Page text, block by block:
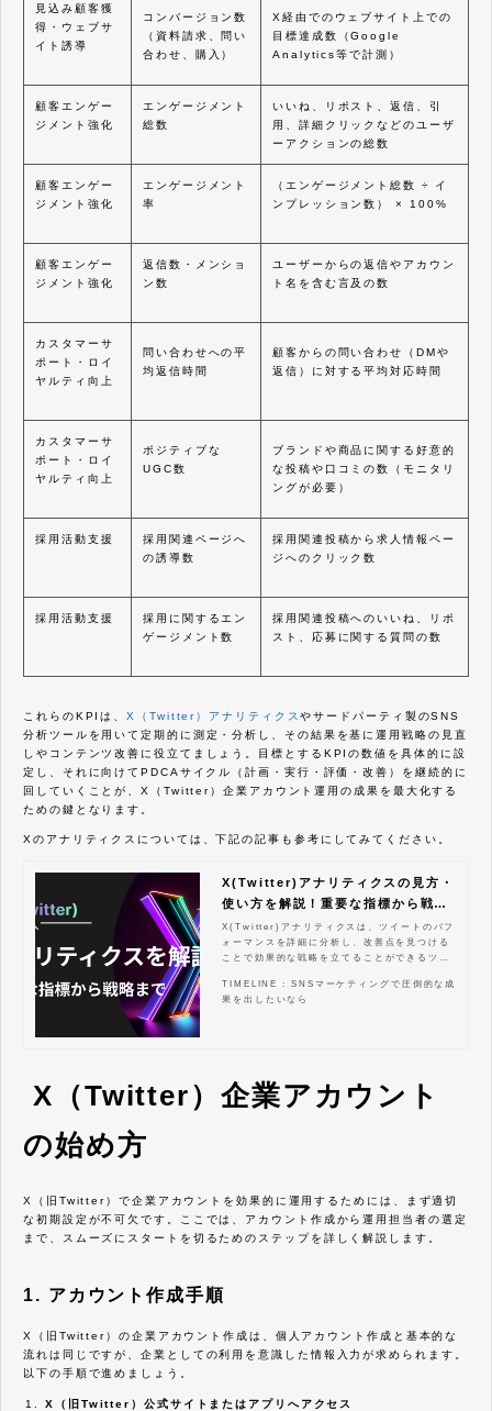
見込み顧客獲
得・ウェブサ
イト誘導
コンバージョン数
（資料請求、問い
合わせ、購入）
X経由でのウェブサイト上での
目標達成数（Google
Analytics等で計測）
顧客エンゲー
ジメント強化
エンゲージメント
総数
いいね、リポスト、返信、引
用、詳細クリックなどのユーザ
ーアクションの総数
顧客エンゲー
ジメント強化
エンゲージメント
率
（エンゲージメント総数 ÷ イ
ンプレッション数） × 100%
顧客エンゲー
ジメント強化
返信数・メンショ
ン数
ユーザーからの返信やアカウン
ト名を含む言及の数
カスタマーサ
ポート・ロイ
ヤルティ向上
問い合わせへの平
均返信時間
顧客からの問い合わせ（DMや
返信）に対する平均対応時間
カスタマーサ
ポート・ロイ
ヤルティ向上
ポジティブな
UGC数
ブランドや商品に関する好意的
な投稿や口コミの数（モニタリ
ングが必要）
採用活動支援
採用関連ページへ
の誘導数
採用関連投稿から求人情報ペー
ジへのクリック数
採用活動支援
採用に関するエン
ゲージメント数
採用関連投稿へのいいね、リポ
スト、応募に関する質問の数
これらのKPIは、X（Twitter）アナリティクスやサードパーティ製のSNS
分析ツールを用いて定期的に測定・分析し、その結果を基に運用戦略の見直
しやコンテンツ改善に役立てましょう。目標とするKPIの数値を具体的に設
定し、それに向けてPDCAサイクル（計画・実行・評価・改善）を継続的に
回していくことが、X（Twitter）企業アカウント運用の成果を最大化する
ための鍵となります。
Xのアナリティクスについては、下記の記事も参考にしてみてください。
X(Twitter)アナリティクスの見方・
使い方を解説！重要な指標から戦略
まで
X(Twitter)アナリティクスは、ツイートのパフ
ォーマンスを詳細に分析し、改善点を見つける
ことで効果的な戦略を立てることができるツー
クスの基本的な使い方から、具体的な活用方
法、競合分析、広告効果測定まで、ビジネスを
近づけるでしょう。具体的な指標の見方から、
効果的なツイート時間、コンテンツ戦略、競合
分析まで、X(Twitter)マーケティングを次のレ
TIMELINE : SNSマーケティングで圧倒的な成
果を出したいなら
X（Twitter）企業アカウント
の始め方
X（旧Twitter）で企業アカウントを効果的に運用するためには、まず適切
な初期設定が不可欠です。ここでは、アカウント作成から運用担当者の選定
まで、スムーズにスタートを切るためのステップを詳しく解説します。
1. アカウント作成手順
X（旧Twitter）の企業アカウント作成は、個人アカウント作成と基本的な
流れは同じですが、企業としての利用を意識した情報入力が求められます。
以下の手順で進めましょう。
X（旧Twitter）公式サイトまたはアプリへアクセス